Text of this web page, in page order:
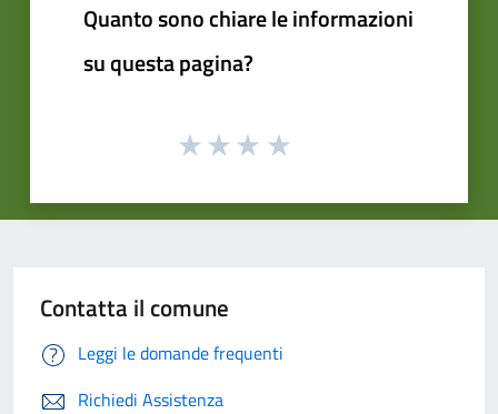
Quanto sono chiare le informazioni
su questa pagina?
Contatta il comune
Leggi le domande frequenti
Richiedi Assistenza